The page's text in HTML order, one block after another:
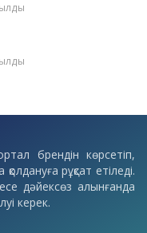
брендін көрсетіп,
рұқсат етіледі.
дәйексөз алынғанда
керек.